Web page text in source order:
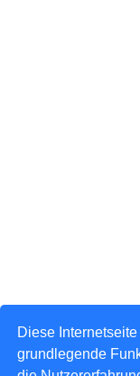
Diese
grundlegende